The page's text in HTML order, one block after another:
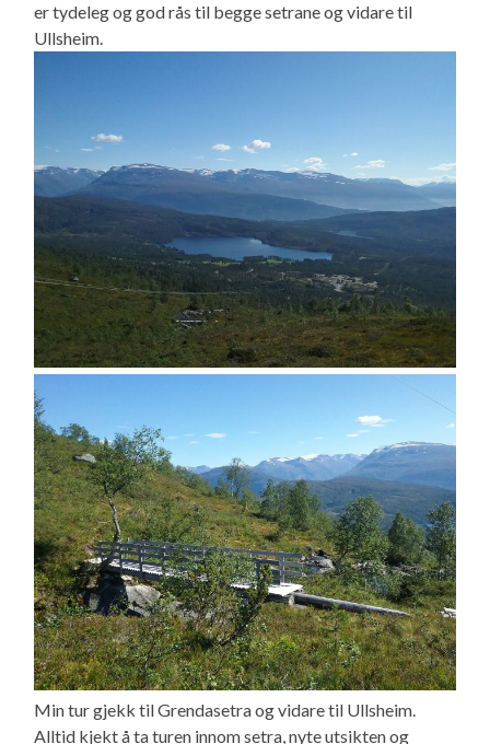
er tydeleg og god rås til begge setrane og vidare til
Ullsheim.
Min tur gjekk til Grendasetra og vidare til Ullsheim.
Alltid kjekt å ta turen innom setra, nyte utsikten og